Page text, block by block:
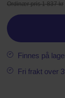
Ordinær pris 1 837 kr
Finnes på
Fri frakt over